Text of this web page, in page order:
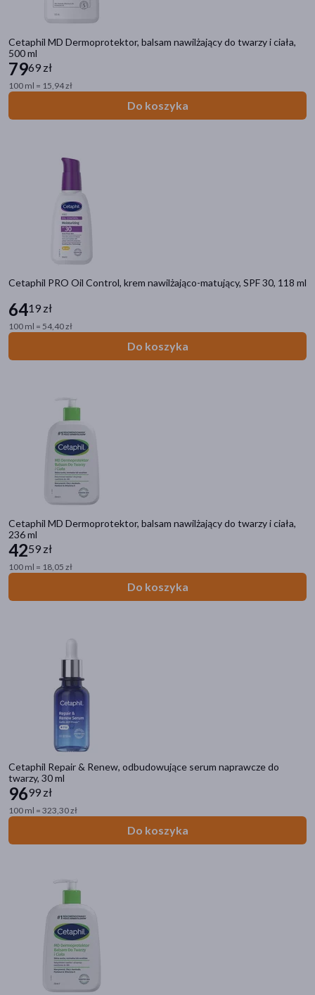
Cetaphil MD Dermoprotektor, balsam nawilżający do twarzy i ciała,
500 ml
7969 zł
100 ml = 15,94 zł
Do koszyka
Cetaphil PRO Oil Control, krem nawilżająco-matujący, SPF 30, 118 ml
6419 zł
100 ml = 54,40 zł
Do koszyka
Cetaphil MD Dermoprotektor, balsam nawilżający do twarzy i ciała,
236 ml
4259 zł
100 ml = 18,05 zł
Do koszyka
Cetaphil Repair & Renew, odbudowujące serum naprawcze do
twarzy, 30 ml
9699 zł
100 ml = 323,30 zł
Do koszyka
Kategorie produktów
Mama i dziecko
Strefa marek
Filtry
Dostępny
Znakomitość Roku
(2)
Dostawa
Cena
Linia produktowa
Cetaphil Classic
Cetaphil MD Dermoprotektor(5)
Cetaphil PRO Itch Control
Cetaphil PRO Redness Control
pokaż więcej
Płeć
Kobieta(35)